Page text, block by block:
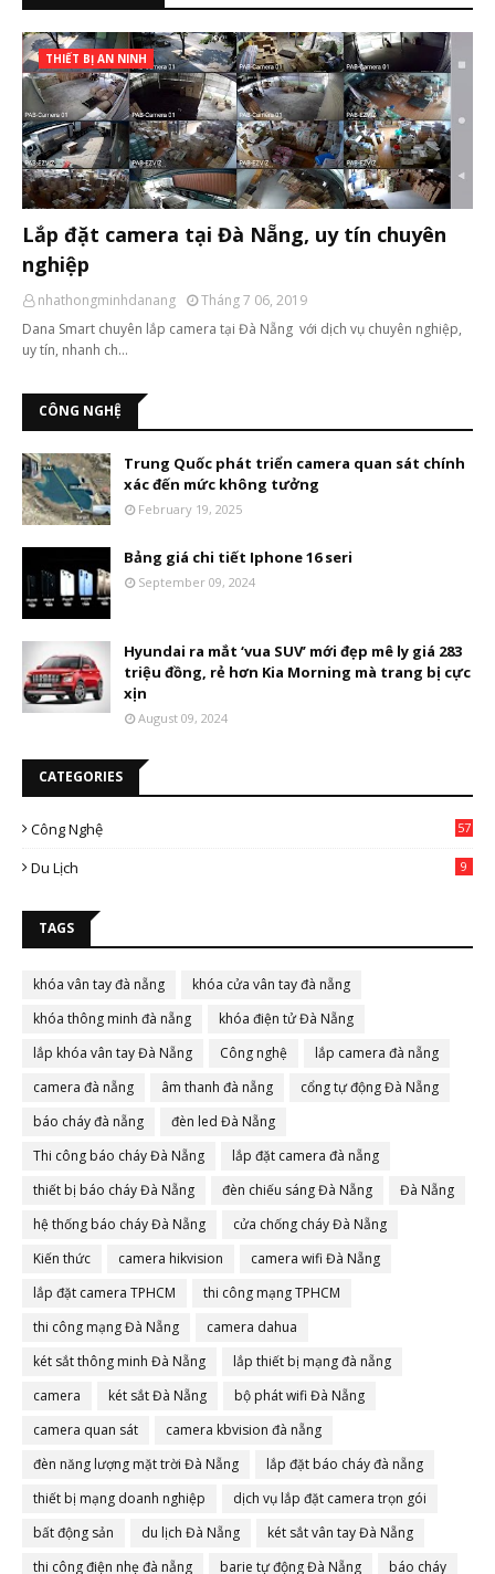
THIẾT BỊ AN NINH
Lắp đặt camera tại Đà Nẵng, uy tín chuyên
nghiệp
nhathongminhdanang
Tháng 7 06, 2019
Dana Smart chuyên lắp camera tại Đà Nẵng với dịch vụ chuyên nghiệp,
uy tín, nhanh ch…
CÔNG NGHỆ
Trung Quốc phát triển camera quan sát chính
xác đến mức không tưởng
February 19, 2025
Bảng giá chi tiết Iphone 16 seri
September 09, 2024
Hyundai ra mắt ‘vua SUV’ mới đẹp mê ly giá 283
triệu đồng, rẻ hơn Kia Morning mà trang bị cực
xịn
August 09, 2024
CATEGORIES
Công Nghệ 57
Du Lịch 9
TAGS
khóa vân tay đà nẵng
khóa cửa vân tay đà nẵng
khóa thông minh đà nẵng
khóa điện tử Đà Nẵng
lắp khóa vân tay Đà Nẵng
Công nghệ
lắp camera đà nẵng
camera đà nẵng
âm thanh đà nẵng
cổng tự động Đà Nẵng
báo cháy đà nẵng
đèn led Đà Nẵng
Thi công báo cháy Đà Nẵng
lắp đặt camera đà nẵng
thiết bị báo cháy Đà Nẵng
đèn chiếu sáng Đà Nẵng
Đà Nẵng
hệ thống báo cháy Đà Nẵng
cửa chống cháy Đà Nẵng
Kiến thức
camera hikvision
camera wifi Đà Nẵng
lắp đặt camera TPHCM
thi công mạng TPHCM
thi công mạng Đà Nẵng
camera dahua
két sắt thông minh Đà Nẵng
lắp thiết bị mạng đà nẵng
camera
két sắt Đà Nẵng
bộ phát wifi Đà Nẵng
camera quan sát
camera kbvision đà nẵng
đèn năng lượng mặt trời Đà Nẵng
lắp đặt báo cháy đà nẵng
thiết bị mạng doanh nghiệp
dịch vụ lắp đặt camera trọn gói
bất động sản
du lịch Đà Nẵng
két sắt vân tay Đà Nẵng
thi công điện nhẹ đà nẵng
barie tự động Đà Nẵng báo cháy